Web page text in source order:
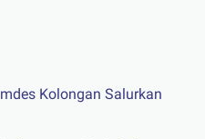
Kolongan Salurkan